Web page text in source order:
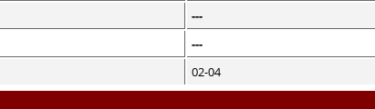
---
---
02-04